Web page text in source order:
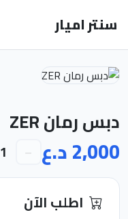
سنتر اميار
دبس رمان ZER
2,000 د.ع −
1
اطلب الآن